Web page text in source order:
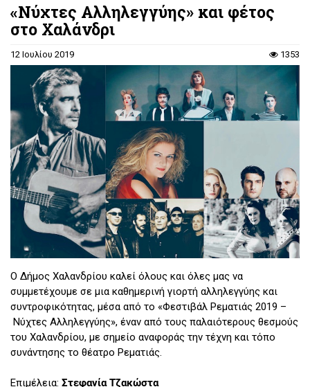
«Νύχτες Αλληλεγγύης» και φέτος
στο Χαλάνδρι
12 Ιουλίου 2019 1353
Ο Δήμος Χαλανδρίου καλεί όλους και όλες μας να
συμμετέχουμε σε μια καθημερινή γιορτή αλληλεγγύης και
συντροφικότητας, μέσα από το «Φεστιβάλ Ρεματιάς 2019 –
Νύχτες Αλληλεγγύης», έναν από τους παλαιότερους θεσμούς
του Χαλανδρίου, με σημείο αναφοράς την τέχνη και τόπο
συνάντησης το θέατρο Ρεματιάς.
Επιμέλεια: Στεφανία Τζακώστα